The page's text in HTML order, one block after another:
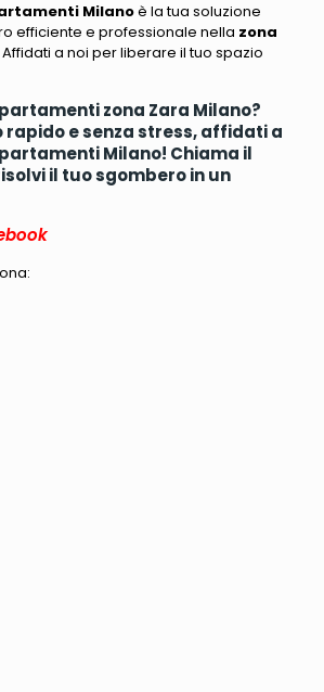
Milanoè la tua soluzione
efficiente e professionale nella zona
Affidati a noi per liberare il tuo spazio
zona Zara Milano?
rapido e senza stress, affidati a
Milano! Chiama il
il tuo sgombero in un